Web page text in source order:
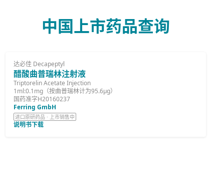
中国上市药品查询
达必佳 Decapeptyl
醋酸曲普瑞林注射液
Triptorelin Acetate Injection
1ml:0.1mg（按曲普瑞林计为95.6μg）
国药准字H20160237
Ferring GmbH
进口原研药品 · 上市销售中
说明书下载